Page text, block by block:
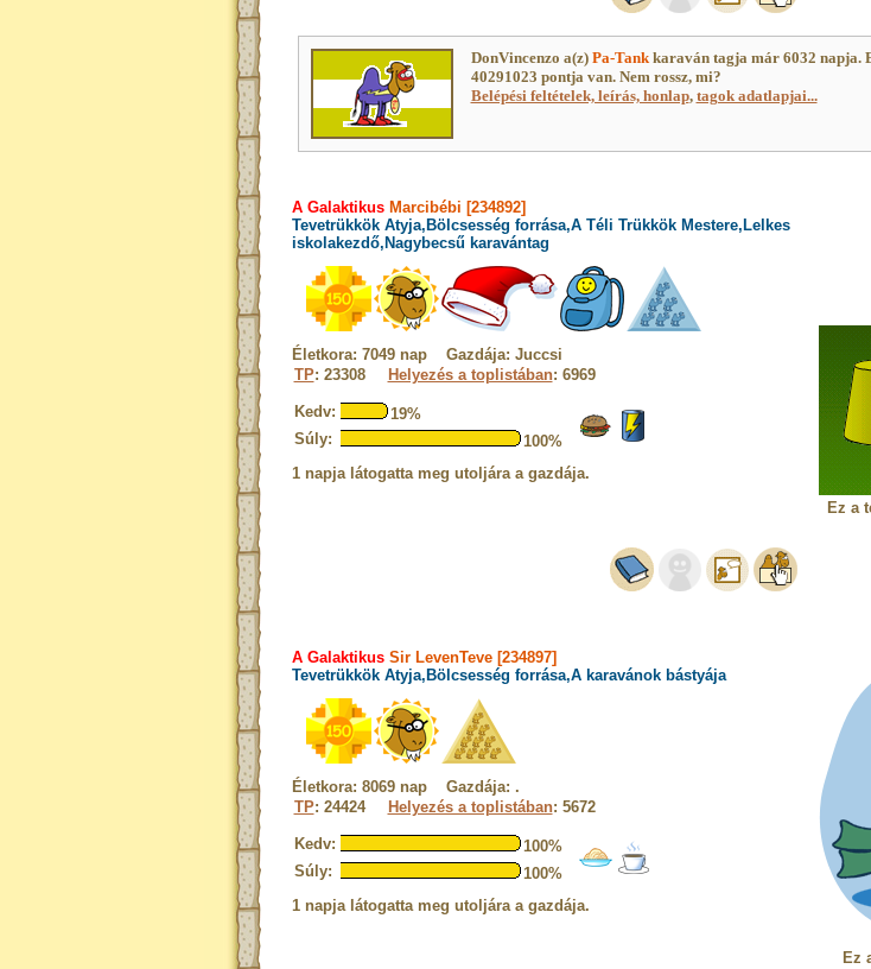
DonVincenzo a(z) Pa-Tankkaraván tagja már 6032 napja.
40291023 pontja van. Nem rossz, mi?
Belépési feltételek, leírás, honlap, tagok adatlapjai...
A GalaktikusMarcibébi [234892]
Tevetrükkök Atyja,Bölcsesség forrása,A Téli Trükkök Mestere,Lelkes
iskolakezdő,Nagybecsű karavántag
Életkora: 7049 nap Gazdája: Juccsi
TP: 23308 Helyezés a toplistában: 6969
Kedv:
19%
Súly:
100%
1 napja látogatta meg utoljára a gazdája.
Ez a
A GalaktikusSir LevenTeve [234897]
Tevetrükkök Atyja,Bölcsesség forrása,A karavánok bástyája
Életkora: 8069 nap Gazdája: .
TP: 24424 Helyezés a toplistában: 5672
Kedv:
100%
Súly:
100%
1 napja látogatta meg utoljára a gazdája.
Ez